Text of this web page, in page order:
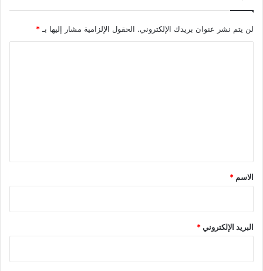
لن يتم نشر عنوان بريدك الإلكتروني. الحقول الإلزامية مشار إليها بـ *
*
الاسم *
البريد الإلكتروني*